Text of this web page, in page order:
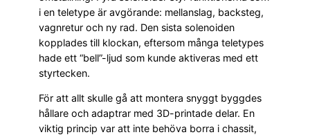
i en teletype är avgörande: mellanslag, backsteg,
vagnretur och ny rad. Den sista solenoiden
kopplades till klockan, eftersom många teletypes
hade ett “bell”-ljud som kunde aktiveras med ett
styrtecken.
För att allt skulle gå att montera snyggt byggdes
hållare och adaptrar med 3D-printade delar. En
viktig princip var att inte behöva borra i chassit,